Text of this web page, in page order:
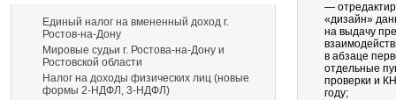
Единый налог на вмененный доход г.
Ростов-на-Дону
Мировые судьи г. Ростова-на-Дону и
Ростовской области
Налог на доходы физических лиц (новые
формы 2-НДФЛ, 3-НДФЛ)
—
«дизайн»
на выдачу
в абзаце
отдельные
проверки и
году;